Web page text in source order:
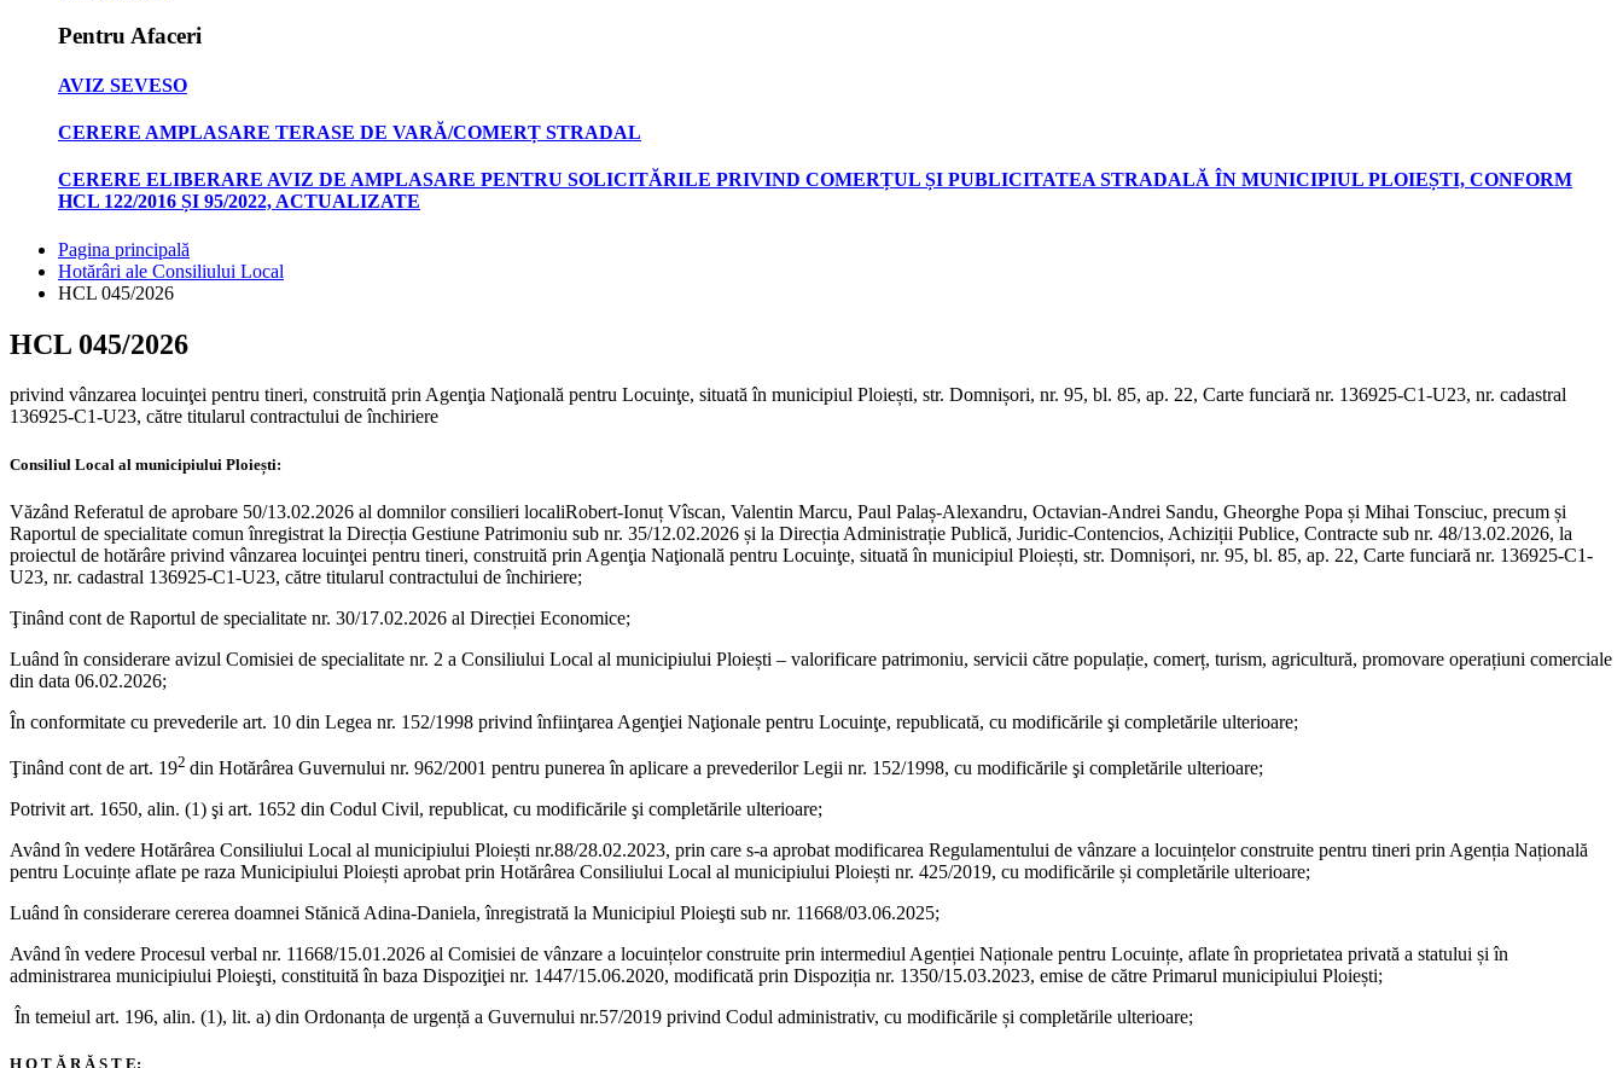
Pentru Afaceri
AVIZ SEVESO
CERERE AMPLASARE TERASE DE VARĂ/COMERȚ STRADAL
CERERE ELIBERARE AVIZ DE AMPLASARE PENTRU SOLICITĂRILE PRIVIND COMERȚUL ȘI PUBLICITATEA STRADALĂ ÎN MUNICIPIUL PLOIEȘTI, CONFORM
HCL 122/2016 ȘI 95/2022, ACTUALIZATE
Pagina principală
Hotărâri ale Consiliului Local
HCL 045/2026
HCL 045/2026
privind vânzarea locuinţei pentru tineri, construită prin Agenţia Naţională pentru Locuinţe, situată în municipiul Ploiești, str. Domnișori, nr. 95, bl. 85, ap. 22, Carte funciară nr. 136925-C1-U23, nr. cadastral
136925-C1-U23, către titularul contractului de închiriere
Consiliul Local al municipiului Ploiești:
Văzând Referatul de aprobare 50/13.02.2026 al domnilor consilieri localiRobert-Ionuț Vîscan, Valentin Marcu, Paul Palaș-Alexandru, Octavian-Andrei Sandu, Gheorghe Popa și Mihai Tonsciuc, precum și
Raportul de specialitate comun înregistrat la Direcția Gestiune Patrimoniu sub nr. 35/12.02.2026 și la Direcția Administrație Publică, Juridic-Contencios, Achiziții Publice, Contracte sub nr. 48/13.02.2026, la
proiectul de hotărâre privind vânzarea locuinţei pentru tineri, construită prin Agenţia Naţională pentru Locuinţe, situată în municipiul Ploiești, str. Domnișori, nr. 95, bl. 85, ap. 22, Carte funciară nr. 136925-C1-
U23, nr. cadastral 136925-C1-U23, către titularul contractului de închiriere;
Ţinând cont de Raportul de specialitate nr. 30/17.02.2026 al Direcției Economice;
Luând în considerare avizul Comisiei de specialitate nr. 2 a Consiliului Local al municipiului Ploiești – valorificare patrimoniu, servicii către populație, comerț, turism, agricultură, promovare operațiuni comerciale
din data 06.02.2026;
În conformitate cu prevederile art. 10 din Legea nr. 152/1998 privind înfiinţarea Agenţiei Naţionale pentru Locuinţe, republicată, cu modificările şi completările ulterioare;
Ţinând cont de art. 192 din Hotărârea Guvernului nr. 962/2001 pentru punerea în aplicare a prevederilor Legii nr. 152/1998, cu modificările şi completările ulterioare;
Potrivit art. 1650, alin. (1) şi art. 1652 din Codul Civil, republicat, cu modificările şi completările ulterioare;
Având în vedere Hotărârea Consiliului Local al municipiului Ploiești nr.88/28.02.2023, prin care s-a aprobat modificarea Regulamentului de vânzare a locuințelor construite pentru tineri prin Agenția Națională
pentru Locuințe aflate pe raza Municipiului Ploiești aprobat prin Hotărârea Consiliului Local al municipiului Ploiești nr. 425/2019, cu modificările și completările ulterioare;
Luând în considerare cererea doamnei Stănică Adina-Daniela, înregistrată la Municipiul Ploieşti sub nr. 11668/03.06.2025;
Având în vedere Procesul verbal nr. 11668/15.01.2026 al Comisiei de vânzare a locuințelor construite prin intermediul Agenției Naționale pentru Locuințe, aflate în proprietatea privată a statului și în
administrarea municipiului Ploieşti, constituită în baza Dispoziţiei nr. 1447/15.06.2020, modificată prin Dispoziția nr. 1350/15.03.2023, emise de către Primarul municipiului Ploiești;
În temeiul art. 196, alin. (1), lit. a) din Ordonanța de urgență a Guvernului nr.57/2019 privind Codul administrativ, cu modificările și completările ulterioare;
H O T Ă R Ă Ş T E: